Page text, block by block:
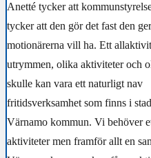
Anetté tycker att
tycker att den gör det fast den
motionärerna vill ha. Ett
utrymmen, olika aktiviteter och
skulle kan vara ett naturligt nav
fritidsverksamhet som finns i
Värnamo kommun. Vi behöver
aktiviteter men framför allt en